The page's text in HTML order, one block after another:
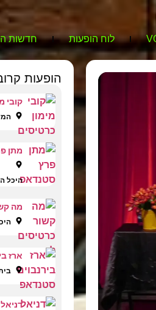
לוח הופעות חדשות
הופעות
קובי
מתן
היכל
מה
ארז